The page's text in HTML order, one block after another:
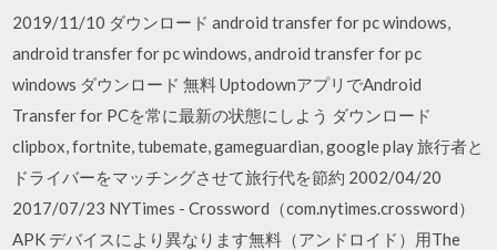
2019/11/10 ダウンロード android transfer for pc windows,
android transfer for pc windows, android transfer for pc
windows ダウンロード 無料 UptodownアプリでAndroid
Transfer for PCを常に最新の状態にしよう ダウンロード
clipbox, fortnite, tubemate, gameguardian, google play 旅行者と
ドライバーをマッチングさせて旅行代を節約 2002/04/20
2017/07/23 NYTimes - Crossword（com.nytimes.crossword）
APK デバイスにより異なります無料（アンドロイド）用The